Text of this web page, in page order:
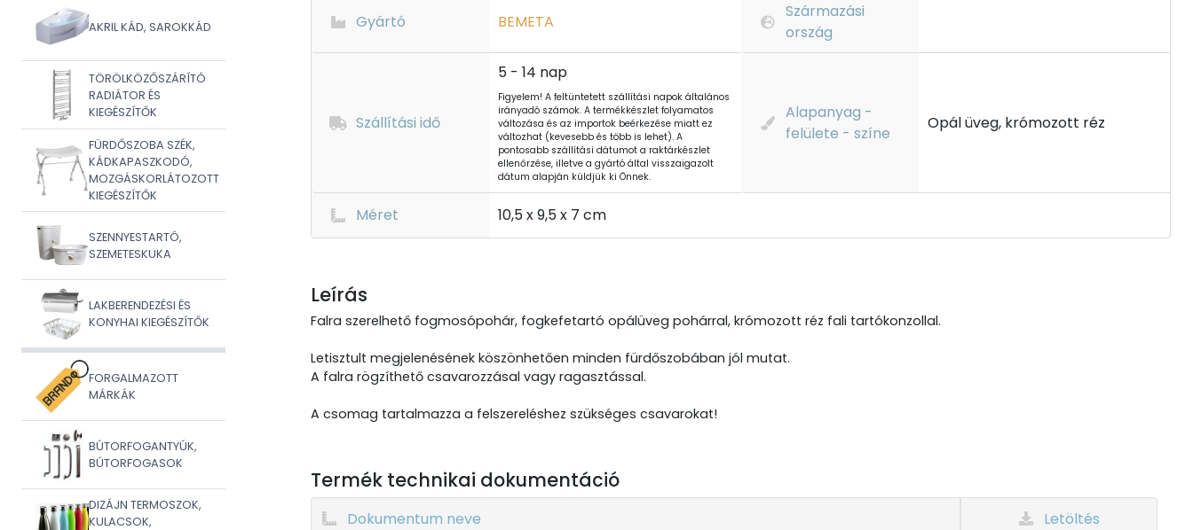
AKRIL KÁD, SAROKKÁD
TÖRÖLKÖZŐSZÁRÍTÓ
RADIÁTOR ÉS
KIEGÉSZÍTŐK
FÜRDŐSZOBA SZÉK,
KÁDKAPASZKODÓ,
MOZGÁSKORLÁTOZOTT
KIEGÉSZÍTŐK
SZENNYESTARTÓ,
SZEMETESKUKA
LAKBERENDEZÉSI ÉS
KONYHAI KIEGÉSZÍTŐK
FORGALMAZOTT
MÁRKÁK
BÚTORFOGANTYÚK,
BÚTORFOGASOK
DIZÁJN TERMOSZOK,
KULACSOK,
Gyártó BEMETA
Származási
ország
Szállítási idő
5 - 14 nap
Figyelem! A feltüntetett szállítási napok általános
irányadó számok. A termékkészlet folyamatos
változása és az importok beérkezése miatt ez
változhat (kevesebb és több is lehet). A
pontosabb szállítási dátumot a raktárkészlet
ellenőrzése, illetve a gyártó által visszaigazolt
dátum alapján küldjük ki Önnek.
Alapanyag -
felülete - színe
Opál üveg, krómozott réz
Méret 10,5 x 9,5 x 7 cm
Leírás
Falra szerelhető fogmosópohár, fogkefetartó opálüveg pohárral, krómozott réz fali tartókonzollal.
Letisztult megjelenésének köszönhetően minden fürdőszobában jól mutat.
A falra rögzíthető csavarozzásal vagy ragasztással.
A csomag tartalmazza a felszereléshez szükséges csavarokat!
Termék technikai dokumentáció
Dokumentum neve Letöltés